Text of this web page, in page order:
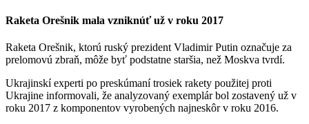
Raketa Orešnik mala vzniknúť už v roku 2017
Raketa Orešnik, ktorú ruský prezident Vladimir Putin označuje za
prelomovú zbraň, môže byť podstatne staršia, než Moskva tvrdí.
Ukrajinskí experti po preskúmaní trosiek rakety použitej proti
Ukrajine informovali, že analyzovaný exemplár bol zostavený už v
roku 2017 z komponentov vyrobených najneskôr v roku 2016.